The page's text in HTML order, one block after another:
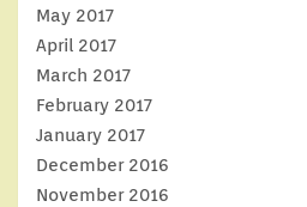
May 2017
April 2017
March 2017
February 2017
January 2017
December 2016
November 2016